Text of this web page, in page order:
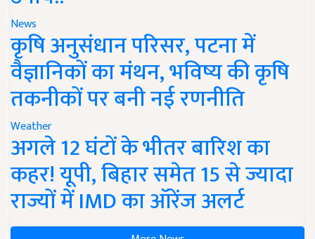
News
कृषि अनुसंधान परिसर, पटना में
वैज्ञानिकों का मंथन, भविष्य की कृषि
तकनीकों पर बनी नई रणनीति
Weather
अगले 12 घंटों के भीतर बारिश का
कहर! यूपी, बिहार समेत 15 से ज्यादा
राज्यों में IMD का ऑरेंज अलर्ट